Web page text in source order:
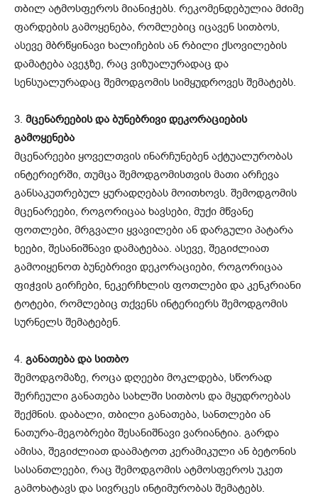
თბილ ატმოსფეროს მიანიჭებს. რეკომენდებულია მძიმე
ფარდების გამოყენება, რომლებიც იცავენ სითბოს,
ასევე მბრწყინავი ხალიჩების ან რბილი ქსოვილების
დამატება ავეჯზე, რაც ვიზუალურადაც და
სენსუალურადაც შემოდგომის სიმყუდროვეს შემატებს.
3. მცენარეების და ბუნებრივი დეკორაციების
გამოყენება
მცენარეები ყოველთვის ინარჩუნებენ აქტუალურობას
ინტერიერში, თუმცა შემოდგომისთვის მათი არჩევა
განსაკუთრებულ ყურადღებას მოითხოვს. შემოდგომის
მცენარეები, როგორიცაა ხავსები, მუქი მწვანე
ფოთლები, მრგვალი ყვავილები ან დარგული პატარა
ხეები, შესანიშნავი დამატებაა. ასევე, შეგიძლიათ
გამოიყენოთ ბუნებრივი დეკორაციები, როგორიცაა
ფიჭვის გირჩები, ნეკერჩხლის ფოთლები და კენკრიანი
ტოტები, რომლებიც თქვენს ინტერიერს შემოდგომის
სურნელს შემატებენ.
4. განათება და სითბო
შემოდგომაზე, როცა დღეები მოკლდება, სწორად
შერჩეული განათება სახლში სითბოს და მყუდროებას
შექმნის. დაბალი, თბილი განათება, სანთლები ან
ნათურა-მეგობრები შესანიშნავი ვარიანტია. გარდა
ამისა, შეგიძლიათ დაამატოთ კერამიკული ან ბეტონის
სასანთლეები, რაც შემოდგომის ატმოსფეროს უკეთ
გამოხატავს და სივრცეს ინტიმურობას შემატებს.